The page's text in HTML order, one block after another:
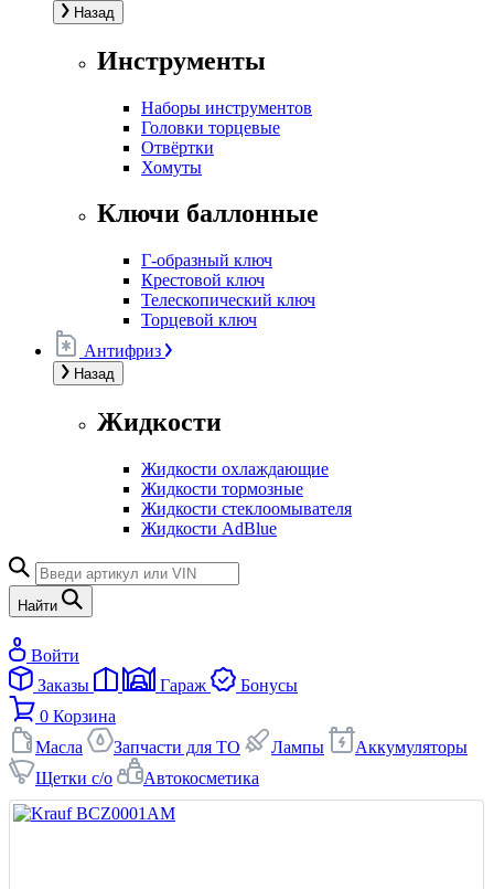
Назад
Инструменты
Наборы инструментов
Головки торцевые
Отвёртки
Хомуты
Ключи баллонные
Г-образный ключ
Крестовой ключ
Телескопический ключ
Торцевой ключ
Антифриз
Назад
Жидкости
Жидкости охлаждающие
Жидкости тормозные
Жидкости стеклоомывателя
Жидкости AdBlue
Найти
Войти
Заказы
Гараж
Бонусы
0 Корзина
Масла
Запчасти для ТО Лампы
Аккумуляторы
Щетки с/о
Автокосметика